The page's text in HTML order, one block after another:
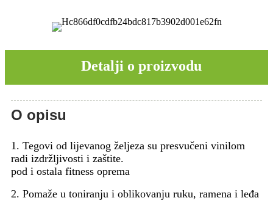
Detalji o proizvodu
O opisu
1. Tegovi od lijevanog željeza su presvučeni vinilom
radi izdržljivosti i zaštite.
pod i ostala fitness oprema
2. Pomaže u toniranju i oblikovanju ruku, ramena i leđa